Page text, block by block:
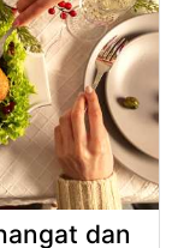
dan